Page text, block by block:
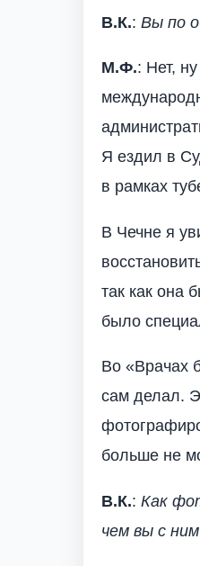
В.К.: Вы по
М.Ф.: Нет,
Я ездил в
в рамках
В Чечне я
так как она
было
Во «Врачах
сам делал.
больше не
В.К.: Как
чем вы с